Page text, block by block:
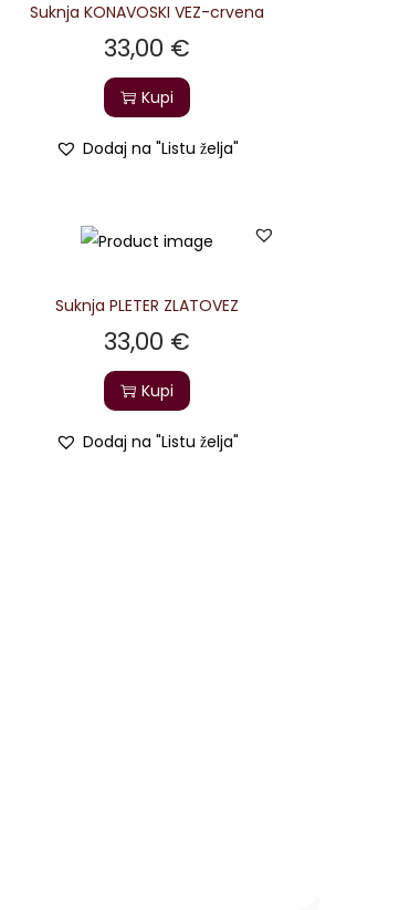
Suknja KONAVOSKI VEZ-crvena
33,00 €
Kupi
Dodaj na "Listu želja"
Suknja PLETER ZLATOVEZ
33,00 €
Kupi
Dodaj na "Listu želja"